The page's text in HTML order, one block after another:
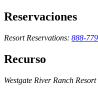
Reservaciones
Resort Reservations: 888-
Recurso
Westgate River Ranch